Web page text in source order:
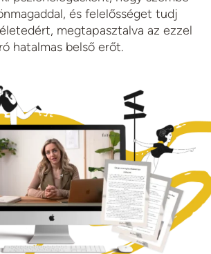
és felelősséget tudj
megtapasztalva az ezzel
hatalmas belső erőt.